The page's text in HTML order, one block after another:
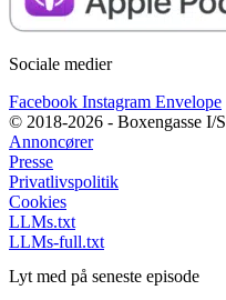
Sociale medier
Facebook Instagram Envelope
© 2018-2026 - Boxengasse I/S
Annoncører
Presse
Privatlivspolitik
Cookies
LLMs.txt
LLMs-full.txt
Lyt med på seneste episode